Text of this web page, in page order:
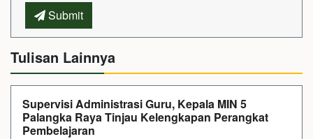
Submit
Tulisan Lainnya
Supervisi Administrasi Guru, Kepala MIN 5
Palangka Raya Tinjau Kelengkapan Perangkat
Pembelajaran